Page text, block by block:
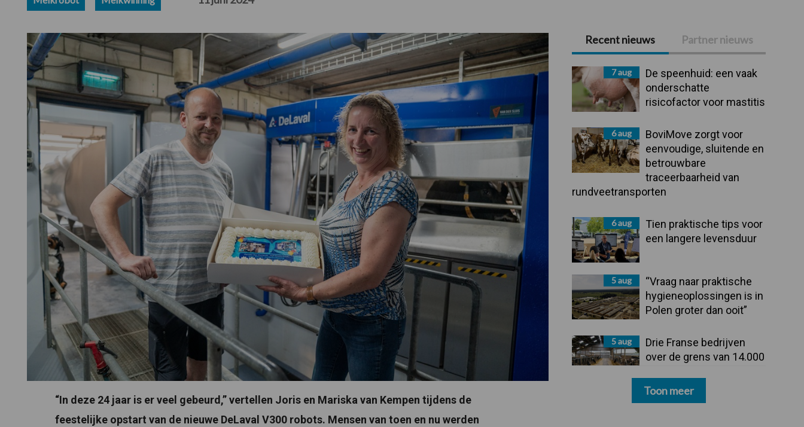
“In deze 24 jaar is er veel gebeurd,” vertellen Joris en Mariska van Kempen tijdens de
feestelijke opstart van de nieuwe DeLaval V300 robots. Mensen van toen en nu werden
Primaire
Sidebar
Recent nieuws Partner nieuws
7 aug
De speenhuid: een vaak
onderschatte
risicofactor voor mastitis
6 aug
BoviMove zorgt voor
eenvoudige, sluitende en
betrouwbare
traceerbaarheid van
rundveetransporten
6 aug
Tien praktische tips voor
een langere levensduur
5 aug
“Vraag naar praktische
hygieneoplossingen is in
Polen groter dan ooit”
5 aug
Drie Franse bedrijven
over de grens van 14.000
Toon meer